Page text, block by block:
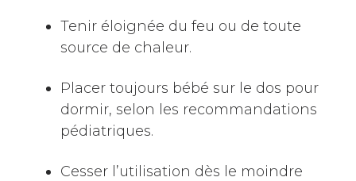
Tenir éloignée du feu ou de toute
source de chaleur.
Placer toujours bébé sur le dos pour
dormir, selon les recommandations
pédiatriques.
Cesser l’utilisation dès le moindre